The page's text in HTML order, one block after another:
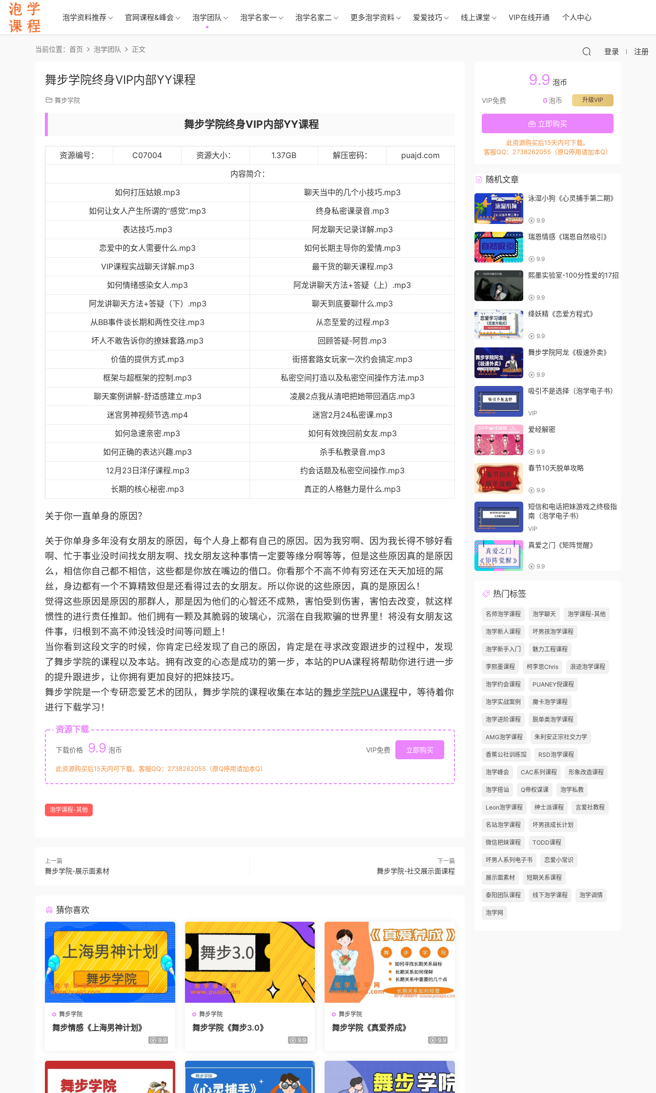
泡学资料推荐 官网课程&峰会 泡学团队 泡学名家一 泡学名家二 更多泡学资料 爱爱技巧 线上课堂 VIP在线开通 个人中心
登录 注册
当前位置： 首页 泡学团队 正文
舞步学院终身VIP内部YY课程
舞步学院
舞步学院终身VIP内部YY课程
资源编号： C07004 资源大小： 1.37GB 解压密码：
puajd.com
内容简介：
如何打压姑娘.mp3
聊天当中的几个小技巧.mp3
如何让女人产生所谓的“感觉”.mp3
终身私密课录音.mp3
表达技巧.mp3
阿龙聊天记录详解.mp3
恋爱中的女人需要什么.mp3
如何长期主导你的爱情.mp3
VIP课程实战聊天详解.mp3
最干货的聊天课程.mp3
如何情绪感染女人.mp3
阿龙讲聊天方法+答疑（上）.mp3
阿龙讲聊天方法+答疑（下）.mp3
聊天到底要聊什么.mp3
从BB事件谈长期和两性交往.mp3
从恋至爱的过程.mp3
坏人不敢告诉你的撩妹套路.mp3
回顾答疑-阿哲.mp3
价值的提供方式.mp3
街搭套路女玩家一次约会搞定.mp3
框架与超框架的控制.mp3
私密空间打造以及私密空间操作方法.mp3
聊天案例讲解-舒适感建立.mp3
凌晨2点我从清吧把她带回酒店.mp3
迷宫男神视频节选.mp4
迷宫2月24私密课.mp3
如何急速亲密.mp3
如何有效挽回前女友.mp3
如何正确的表达兴趣.mp3
杀手私教录音.mp3
12月23日洋仔课程.mp3
约会话题及私密空间操作.mp3
长期的核心秘密.mp3
真正的人格魅力是什么.mp3
关于你一直单身的原因？
关于你单身多年没有女朋友的原因，每个人身上都有自己的原因。因为我穷啊、因为我长得不够好看
啊、忙于事业没时间找女朋友啊、找女朋友这种事情一定要等缘分啊等等，但是这些原因真的是原因
么，相信你自己都不相信，这些都是你放在嘴边的借口。你看那个不高不帅有穷还在天天加班的屌
丝，身边都有一个不算精致但是还看得过去的女朋友。所以你说的这些原因，真的是原因么！
觉得这些原因是原因的那群人，那是因为他们的心智还不成熟，害怕受到伤害，害怕去改变，就这样
惯性的进行责任推卸。他们拥有一颗及其脆弱的玻璃心，沉溺在自我欺骗的世界里！将没有女朋友这
件事，归根到不高不帅没钱没时间等问题上！
当你看到这段文字的时候，你肯定已经发现了自己的原因，肯定是在寻求改变跟进步的过程中，发现
了舞步学院的课程以及本站。拥有改变的心态是成功的第一步，本站的PUA课程将帮助你进行进一步
的提升跟进步，让你拥有更加良好的把妹技巧。
舞步学院是一个专研恋爱艺术的团队，舞步学院的课程收集在本站的舞步学院PUA课程中，等待着你
进行下载学习！
资源下载
下载价格 9.9 泡币 VIP免费 立即购买
此资源购买后15天内可下载。客服QQ：2738262055（原Q停用请加本Q）
泡学课程-其他
上一篇
舞步学院-展示面素材
下一篇
舞步学院-社交展示面课程
猜你喜欢
舞步学院
舞步情感《上海男神计划》
9.9
舞步学院
舞步学院《舞步3.0》
9.9
舞步学院
舞步学院《真爱养成》
9.9
9.9 泡币
VIP免费 升级VIP
0泡币
立即购买
此资源购买后15天内可下载。
客服QQ：2738262055（原Q停用请加本Q）
随机文章
泳湿小狗《心灵捕手第二期》
9.9
瑞恩情感《瑞恩自然吸引》
9.9
熙墨实验室-100分性爱的17招
9.9
绛妖精《恋爱方程式》
9.9
舞步学院阿龙《极速外卖》
9.9
吸引不是选择（泡学电子书）
VIP
爱经解密
9.9
春节10天脱单攻略
9.9
短信和电话把妹游戏之终极指
南（泡学电子书）
VIP
真爱之门《矩阵觉醒》
9.9
热门标签
名师泡学课程 泡学聊天 泡学课程-其他
泡学新人课程 坏男孩泡学课程
泡学新手入门 魅力工程课程
李熙墨课程 柯李思Chris 浪迹泡学课程
泡学约会课程 PUANEY倪课程
泡学实战案例 魔卡泡学课程
泡学进阶课程 脱单类泡学课程
AMG泡学课程 朱利安正宗社交力学
香蕉公社训练馆 RSD泡学课程
泡学峰会 CAC系列课程 形象改造课程
泡学搭讪 Q帝权谋课 泡学私教
Leon泡学课程 绅士派课程 言爱社教程
名站泡学课程 坏男孩成长计划
微信把妹课程 TODD课程
坏男人系列电子书 恋爱小常识
展示面素材 短期关系课程
泰阳团队课程 线下泡学课程 泡学调情
泡学网